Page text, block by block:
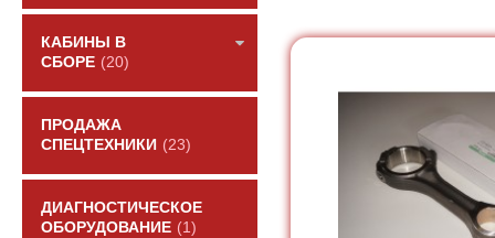
КАБИНЫ В
СБОРЕ (20)
ПРОДАЖА
СПЕЦТЕХНИКИ (23)
ДИАГНОСТИЧЕСКОЕ
ОБОРУДОВАНИЕ (1)